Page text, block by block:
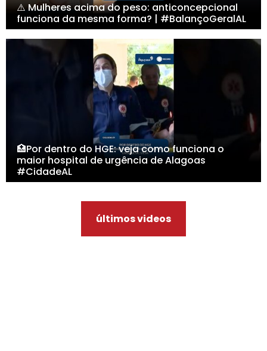
⚠️ Mulheres acima do peso: anticoncepcional
funciona da mesma forma? | #BalançoGeralAL
🏥Por dentro do HGE: veja como funciona o
maior hospital de urgência de Alagoas
#CidadeAL
últimos videos